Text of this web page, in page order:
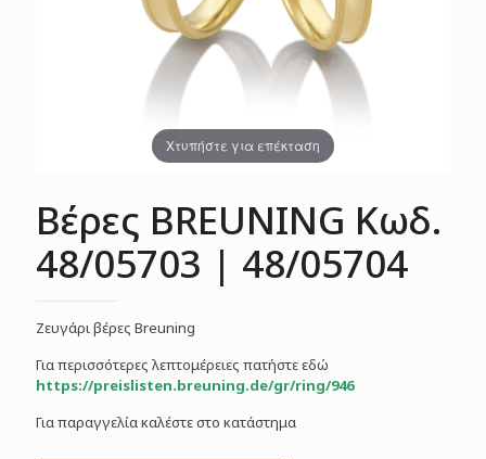
Χτυπήστε για επέκταση
Βέρες BREUNING Κωδ.
48/05703 | 48/05704
Ζευγάρι βέρες Breuning
Για περισσότερες λεπτομέρειες πατήστε εδώ
https://preislisten.breuning.de/gr/ring/946
Για παραγγελία καλέστε στο κατάστημα